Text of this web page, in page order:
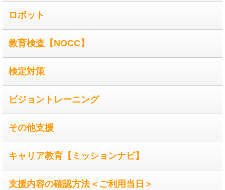
ロボット
教育検査【NOCC】
検定対策
ビジョントレーニング
その他支援
キャリア教育【ミッションナビ】
支援内容の確認方法＜ご利用当日＞